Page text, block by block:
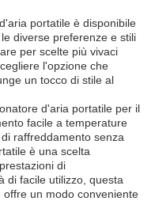
portatile è disponibile
diverse preferenze e stili
per scelte più vivaci
l'opzione che
un tocco di stile al
d'aria portatile per il
facile a temperature
raffreddamento senza
è una scelta
di
di facile utilizzo, questa
un modo conveniente